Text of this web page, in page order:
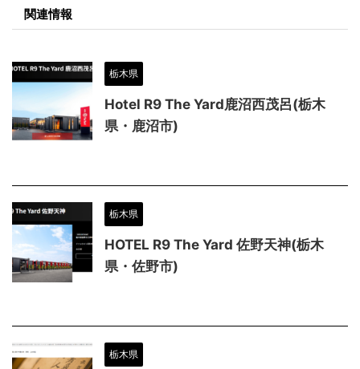
関連情報
栃木県
Hotel R9 The Yard鹿沼西茂呂(栃木
県・鹿沼市)
栃木県
HOTEL R9 The Yard 佐野天神(栃木
県・佐野市)
栃木県